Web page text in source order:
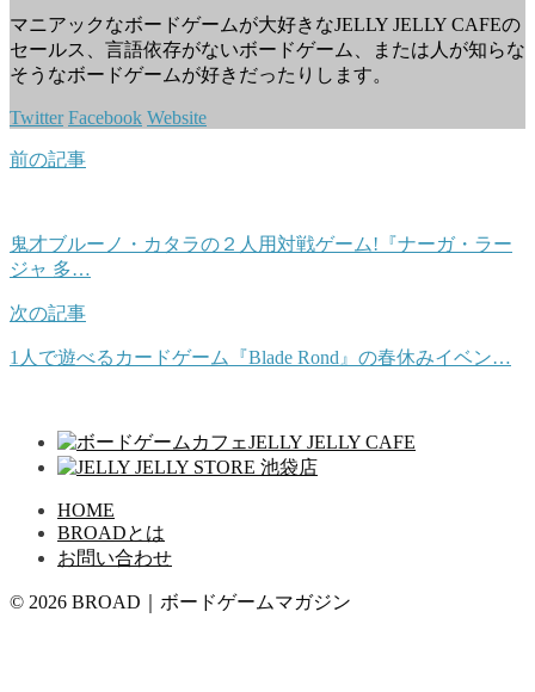
マニアックなボードゲームが大好きなJELLY JELLY CAFEの
セールス、言語依存がないボードゲーム、または人が知らな
そうなボードゲームが好きだったりします。
Twitter Facebook Website
前の記事
鬼才ブルーノ・カタラの２人用対戦ゲーム!『ナーガ・ラー
ジャ 多…
次の記事
1人で遊べるカードゲーム『Blade Rond』の春休みイベン…
HOME
BROADとは
お問い合わせ
© 2026 BROAD｜ボードゲームマガジン